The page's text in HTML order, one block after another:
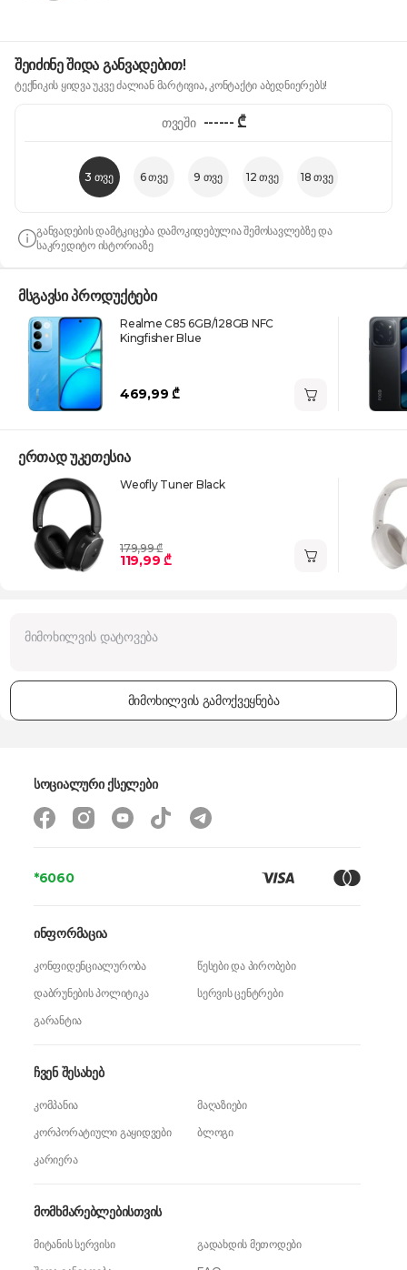
შეიძინე შიდა განვადებით!
ტექნიკის ყიდვა უკვე ძალიან მარტივია, კონტაქტი აბედნიერებს!
3 თვე 6 თვე 9 თვე 12 თვე 18 თვე
თვეში ------₾
განვადების დამტკიცება დამოკიდებულია შემოსავლებზე და
საკრედიტო ისტორიაზე
მსგავსი პროდუქტები
Realme C85 6GB/128GB NFC
Kingfisher Blue
469,99 ₾
ერთად უკეთესია
Weofly Tuner Black
179,99 ₾
119,99 ₾
მიმოხილვის გამოქვეყნება
*6060
ჩვენ შესახებ
კომპანია
მაღაზიები
კორპორატიული გაყიდვები
ბლოგი
კარიერა
ინფორმაცია
კონფიდენციალურობა
წესები და პირობები
დაბრუნების პოლიტიკა
სერვის ცენტრები
გარანტია
მომხმარებლებისთვის
მიტანის სერვისი
გადახდის მეთოდები
სოციალური ქსელები